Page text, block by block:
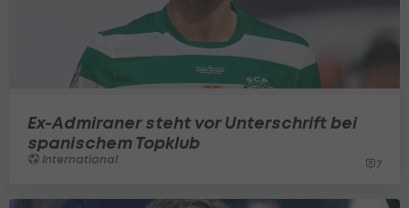
Ex-Admiraner steht vor Unterschrift bei
spanischem Topklub
International 7